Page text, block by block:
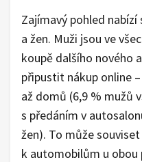
Zajímavý pohled
a žen. Muži jsou ve
koupě dalšího nového
připustit nákup online
až domů (6,9 % mužů
s předáním v
žen). To může
k automobilům u obou